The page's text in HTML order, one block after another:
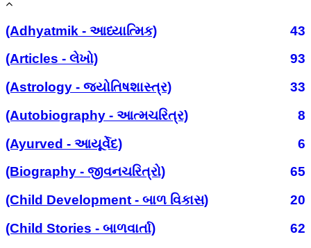
(Adhyatmik - આધ્યાત્મિક)
43
(Articles - લેખો)
93
(Astrology - જ્યોતિષશાસ્ત્ર)
33
(Autobiography - આત્મચરિત્ર)
8
(Ayurved - આયૂર્વેદ)
6
(Biography - જીવનચરિત્રો)
65
(Child Development - બાળ વિકાસ)
20
(Child Stories - બાળવાર્તા)
62